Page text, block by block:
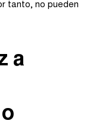
tanto, no pueden